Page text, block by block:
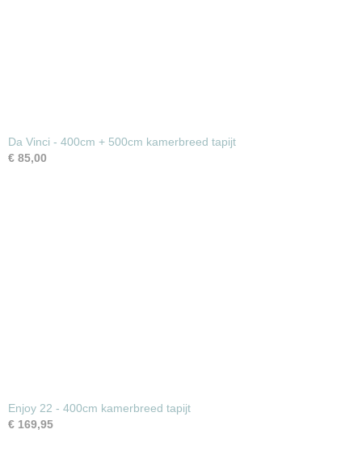
Da Vinci - 400cm + 500cm kamerbreed tapijt
€ 85,00
Enjoy 22 - 400cm kamerbreed tapijt
€ 169,95